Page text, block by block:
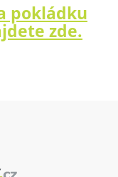
pokládku
zde.